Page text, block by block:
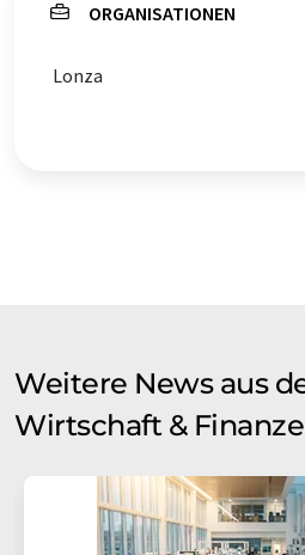
ORGANISATIONEN
Lonza
Weitere News aus
Wirtschaft &